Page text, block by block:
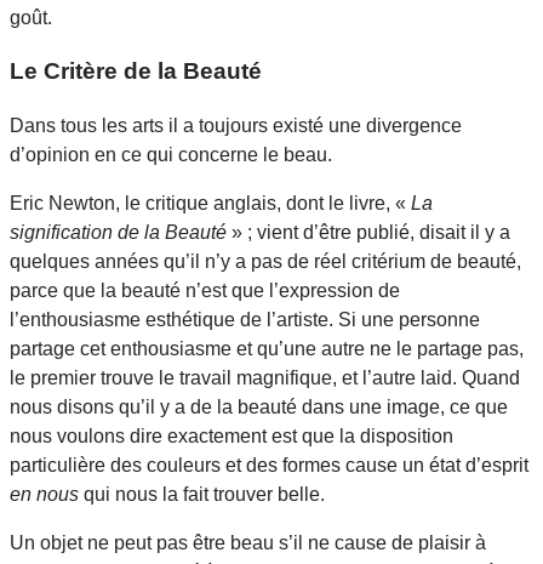
goût.
Le Critère de la Beauté
Dans tous les arts il a toujours existé une divergence
d’opinion en ce qui concerne le beau.
Eric Newton, le critique anglais, dont le livre, « La
signification de la Beauté » ; vient d’être publié, disait il y a
quelques années qu’il n’y a pas de réel critérium de beauté,
parce que la beauté n’est que l’expression de
l’enthousiasme esthétique de l’artiste. Si une personne
partage cet enthousiasme et qu’une autre ne le partage pas,
le premier trouve le travail magnifique, et l’autre laid. Quand
nous disons qu’il y a de la beauté dans une image, ce que
nous voulons dire exactement est que la disposition
particulière des couleurs et des formes cause un état d’esprit
en nous qui nous la fait trouver belle.
Un objet ne peut pas être beau s’il ne cause de plaisir à